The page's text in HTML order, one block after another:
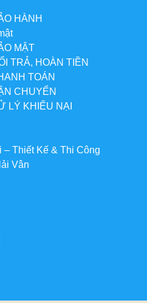
HÀNH
MẬT
TRẢ, HOÀN TIỀN
TOÁN
CHUYỂN
LÝ KHIẾU NẠI
– Thiết Kế & Thi Công
Vân